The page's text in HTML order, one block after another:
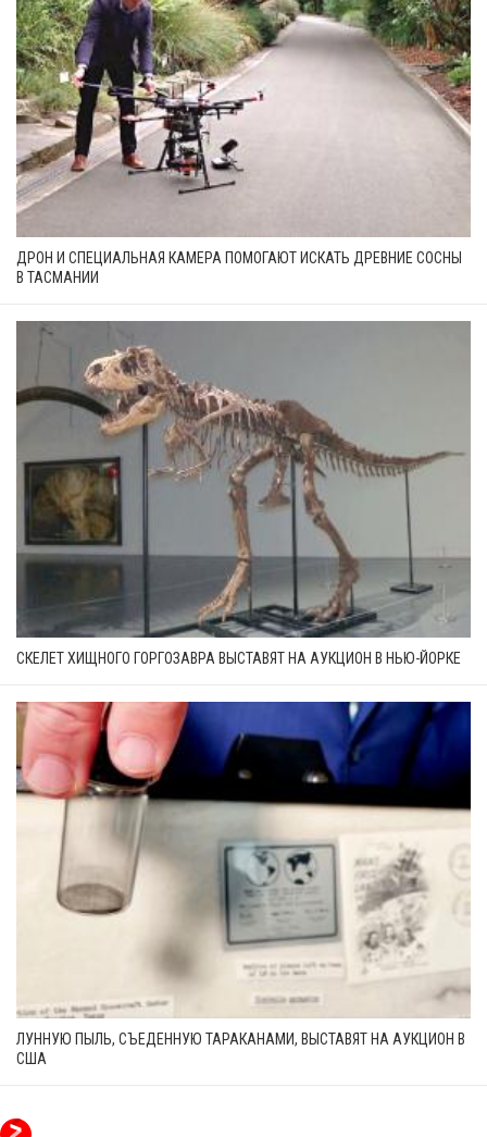
ДРОН И СПЕЦИАЛЬНАЯ КАМЕРА ПОМОГАЮТ ИСКАТЬ ДРЕВНИЕ СОСНЫ
В ТАСМАНИИ
СКЕЛЕТ ХИЩНОГО ГОРГОЗАВРА ВЫСТАВЯТ НА АУКЦИОН В НЬЮ-ЙОРКЕ
ЛУННУЮ ПЫЛЬ, СЪЕДЕННУЮ ТАРАКАНАМИ, ВЫСТАВЯТ НА АУКЦИОН В
США